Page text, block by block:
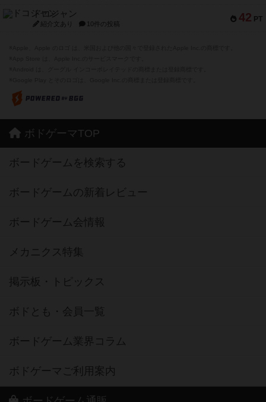
42 PT
ドコジャン
紹介文あり 10件の投稿
ボドゲーマTOP
ボードゲームを検索する
ボードゲームの新着レビュー
ボードゲーム会情報
メカニクス特集
掲示板・トピックス
ボドとも・会員一覧
ボードゲーム業界コラム
ボドゲーマご利用案内